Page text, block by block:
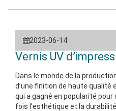
2023-06-14
Vernis UV
Dans le monde de la
d’une finition de haute qualité
qui a gagné en popularité
fois l’esthétique et la durabilité